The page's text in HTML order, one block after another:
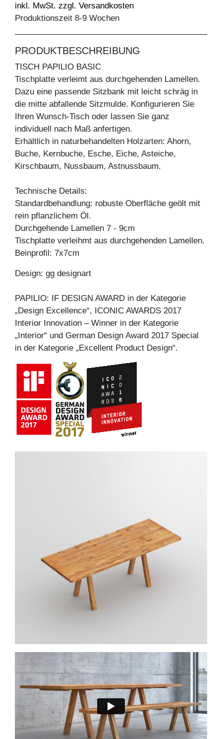
inkl. MwSt. zzgl. Versandkosten
Produktionszeit 8-9 Wochen
PRODUKTBESCHREIBUNG
TISCH PAPILIO BASIC
Tischplatte verleimt aus durchgehenden Lamellen.
Dazu eine passende Sitzbank mit leicht schräg in
die mitte abfallende Sitzmulde. Konfigurieren Sie
Ihren Wunsch-Tisch oder lassen Sie ganz
individuell nach Maß anfertigen.
Erhältlich in naturbehandelten Holzarten: Ahorn,
Buche, Kernbuche, Esche, Eiche, Asteiche,
Kirschbaum, Nussbaum, Astnussbaum.
Technische Details:
Standardbehandlung: robuste Oberfläche geölt mit
rein pflanzlichem Öl.
Durchgehende Lamellen 7 - 9cm
Tischplatte verleihmt aus durchgehenden Lamellen.
Beinprofil: 7x7cm
Design: gg designart
PAPILIO: IF DESIGN AWARD in der Kategorie
„Design Excellence“, ICONIC AWARDS 2017
Interior Innovation – Winner in der Kategorie
„Interior“ und German Design Award 2017 Special
in der Kategorie „Excellent Product Design“.